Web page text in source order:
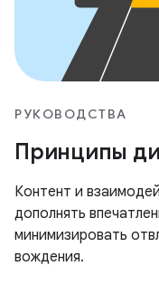
РУКОВОДСТВА
Принципы
Контент и
дополнять
минимизировать
вождения.